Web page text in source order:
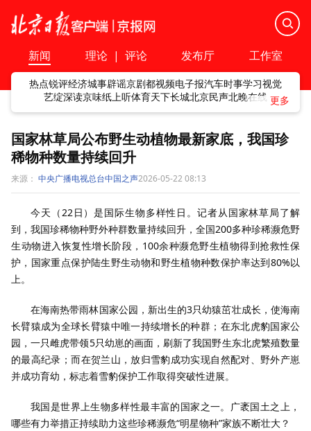
新闻 理论 | 评论 发布厅 工作室
热点锐评经济城事辟谣京剧都视频电子报汽车时事学习视觉
艺绽深读京味纸上听体育天下长城北京民声北晚在线
国家林草局公布野生动植物最新家底，我国珍
稀物种数量持续回升
来源： 中央广播电视总台中国之声2026-05-22 08:13
今天（22日）是国际生物多样性日。记者从国家林草局了解
到，我国珍稀物种野外种群数量持续回升，全国200多种珍稀濒危野
生动物进入恢复性增长阶段，100余种濒危野生植物得到抢救性保
护，国家重点保护陆生野生动物和野生植物种数保护率达到80%以
上。
在海南热带雨林国家公园，新出生的3只幼猿茁壮成长，使海南
长臂猿成为全球长臂猿中唯一持续增长的种群；在东北虎豹国家公
园，一只雌虎带领5只幼崽的画面，刷新了我国野生东北虎繁殖数量
的最高纪录；而在贺兰山，放归雪豹成功实现自然配对、野外产崽
并成功育幼，标志着雪豹保护工作取得突破性进展。
我国是世界上生物多样性最丰富的国家之一。广袤国土之上，
哪些有力举措正持续助力这些珍稀濒危“明星物种”家族不断壮大？